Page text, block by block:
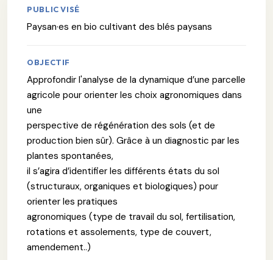
PUBLIC VISÉ
Paysan·es en bio cultivant des blés paysans
OBJECTIF
Approfondir l'analyse de la dynamique d’une parcelle
agricole pour orienter les choix agronomiques dans
une
perspective de régénération des sols (et de
production bien sûr). Grâce à un diagnostic par les
plantes spontanées,
il s’agira d’identifier les différents états du sol
(structuraux, organiques et biologiques) pour
orienter les pratiques
agronomiques (type de travail du sol, fertilisation,
rotations et assolements, type de couvert,
amendement..)